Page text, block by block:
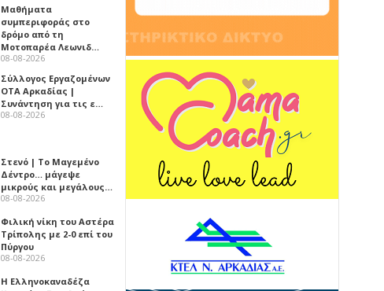
Μαθήματα
συμπεριφοράς στο
δρόμο από τη
Μοτοπαρέα Λεωνιδ…
08-08-2026
Σύλλογος Εργαζομένων
ΟΤΑ Αρκαδίας |
Συνάντηση για τις ε…
08-08-2026
Στενό | Το Μαγεμένο
Δέντρο… μάγεψε
μικρούς και μεγάλους…
08-08-2026
Φιλική νίκη του Αστέρα
Τρίπολης με 2-0 επί του
Πύργου
08-08-2026
Η Ελληνοκαναδέζα